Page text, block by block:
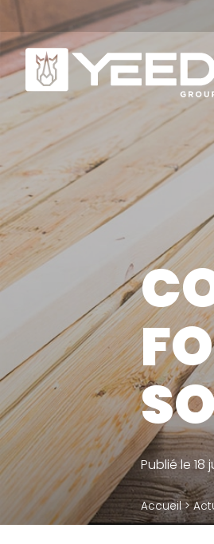
NOS GAMMES
Gamme Origin
Gamme Unika
NOS PLOTS
Plots terrasse dalle
Plots terrasse bois
Accessoires
Publié le 18
Accueil>